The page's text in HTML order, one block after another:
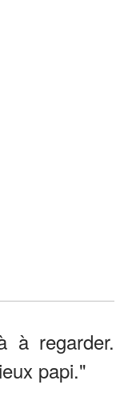
à regarder.
papi."